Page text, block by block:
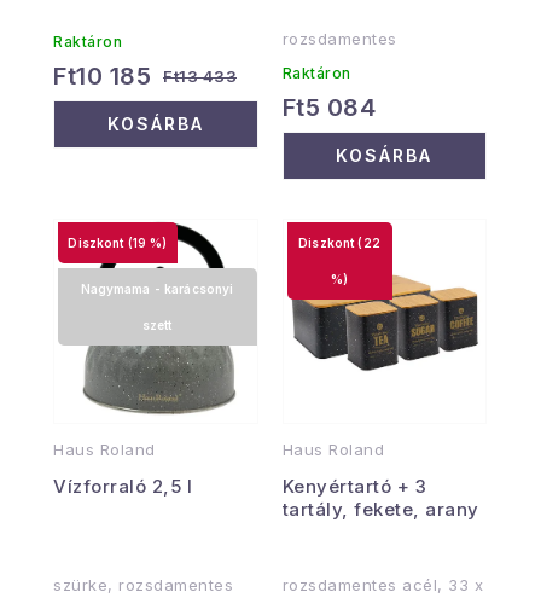
Raktáron
Ft10 185 Ft13 433
KOSÁRBA
rozsdamentes
Raktáron
Ft5 084
KOSÁRBA
Haus Roland
Vízforraló 2,5 l
(19 %)
Nagymama - karácsonyi
szett
szürke, rozsdamentes
Haus Roland
Kenyértartó + 3
tartály, fekete, arany
(22
%)
rozsdamentes acél, 33 x